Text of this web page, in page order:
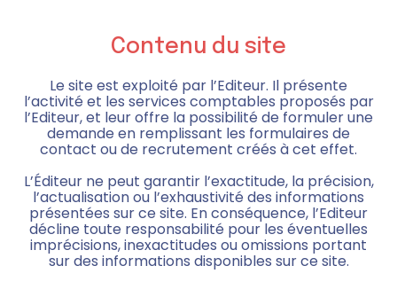
Contenu du site
Le site est exploité par l’Editeur. Il présente
l’activité et les services comptables proposés par
l’Editeur, et leur offre la possibilité de formuler une
demande en remplissant les formulaires de
contact ou de recrutement créés à cet effet.
L’Éditeur ne peut garantir l’exactitude, la précision,
l’actualisation ou l’exhaustivité des informations
présentées sur ce site. En conséquence, l’Editeur
décline toute responsabilité pour les éventuelles
imprécisions, inexactitudes ou omissions portant
sur des informations disponibles sur ce site.